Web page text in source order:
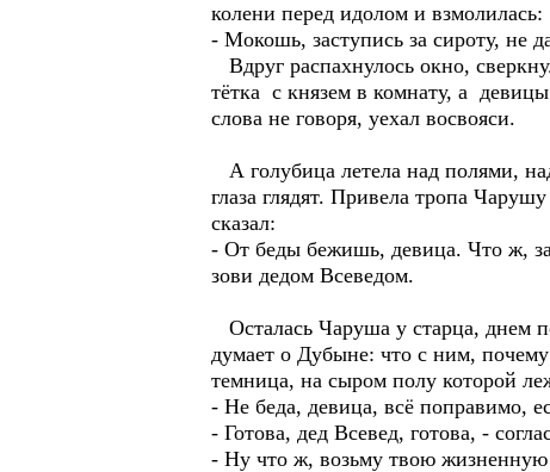
колени перед идолом и взмолилась:
- Мокошь, заступись за сироту, не
Вдруг распахнулось окно,
тётка с князем в комнату, а
слова не говоря, уехал восвояси.
А голубица летела над полями,
глаза глядят. Привела тропа
сказал:
- От беды бежишь, девица. Что ж,
зови дедом Всеведом.
Осталась Чаруша у старца, днем
думает о Дубыне: что с ним,
темница, на сыром полу которой
- Не беда, девица, всё поправимо,
- Готова, дед Всевед, готова, -
- Ну что ж, возьму твою жизненную